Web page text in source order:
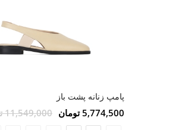
پامپ زنانه پشت باز
5,774,500 تومان 11,549,000 تومان